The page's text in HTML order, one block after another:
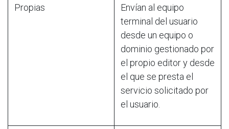
Propias
Envían al equipo
terminal del usuario
desde un equipo o
dominio gestionado por
el propio editor y desde
el que se presta el
servicio solicitado por
el usuario.